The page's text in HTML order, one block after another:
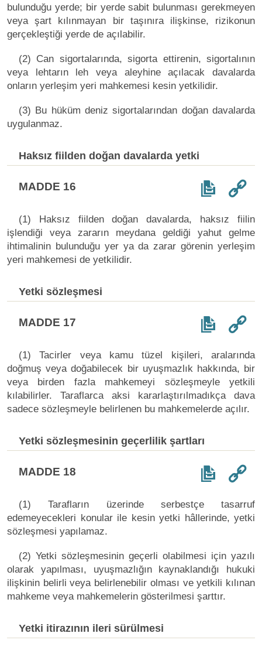
bulunduğu yerde; bir yerde sabit bulunması gerekmeyen
veya şart kılınmayan bir taşınıra ilişkinse, rizikonun
gerçekleştiği yerde de açılabilir.
(2) Can sigortalarında, sigorta ettirenin, sigortalının
veya lehtarın leh veya aleyhine açılacak davalarda
onların yerleşim yeri mahkemesi kesin yetkilidir.
(3) Bu hüküm deniz sigortalarından doğan davalarda
uygulanmaz.
Haksız fiilden doğan davalarda yetki
MADDE 16
(1) Haksız fiilden doğan davalarda, haksız fiilin
işlendiği veya zararın meydana geldiği yahut gelme
ihtimalinin bulunduğu yer ya da zarar görenin yerleşim
yeri mahkemesi de yetkilidir.
Yetki sözleşmesi
MADDE 17
(1) Tacirler veya kamu tüzel kişileri, aralarında
doğmuş veya doğabilecek bir uyuşmazlık hakkında, bir
veya birden fazla mahkemeyi sözleşmeyle yetkili
kılabilirler. Taraflarca aksi kararlaştırılmadıkça dava
sadece sözleşmeyle belirlenen bu mahkemelerde açılır.
Yetki sözleşmesinin geçerlilik şartları
MADDE 18
(1) Tarafların üzerinde serbestçe tasarruf
edemeyecekleri konular ile kesin yetki hâllerinde, yetki
sözleşmesi yapılamaz.
(2) Yetki sözleşmesinin geçerli olabilmesi için yazılı
olarak yapılması, uyuşmazlığın kaynaklandığı hukuki
ilişkinin belirli veya belirlenebilir olması ve yetkili kılınan
mahkeme veya mahkemelerin gösterilmesi şarttır.
Yetki itirazının ileri sürülmesi